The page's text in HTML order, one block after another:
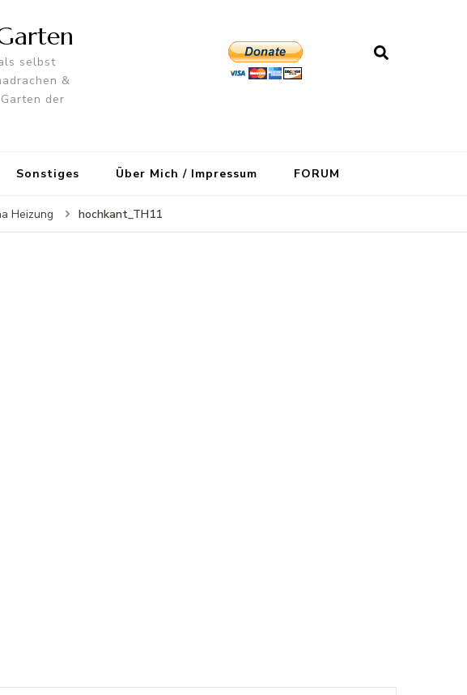
selbst
&
der
Sonstiges Über Mich / Impressum FORUM
Heizung hochkant_TH11